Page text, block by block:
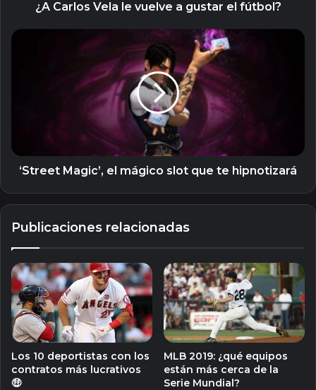
¿A Carlos Vela le vuelve a gustar el fútbol?
‘Street
‘Street Magic’, el mágico slot que te hipnotizará
Publicaciones relacionadas
Los 10 deportistas con los
contratos más lucrativos
🤑
MLB 2019: ¿qué equipos
están más cerca de la
Serie Mundial?